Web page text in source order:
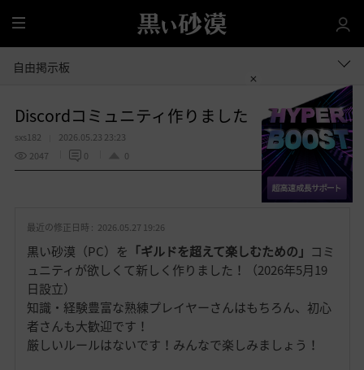
全
体
自由掲示板
Discordコミュニティ作りました
sxs182
2026.05.23 23:23
2047
0 0
お
入
り
共有する
最近の修正日時 : 2026.05.27 19:26
黒い砂漠（PC）を 「ギルドを超えて楽しむための」 コミ
ュニティが欲しくて新しく作りました！（2026年5月19
日設立）
知識・経験豊富な熟練プレイヤーさんはもちろん、初心
者さんも大歓迎です！
厳しいルールはないです！みんなで楽しみましょう！